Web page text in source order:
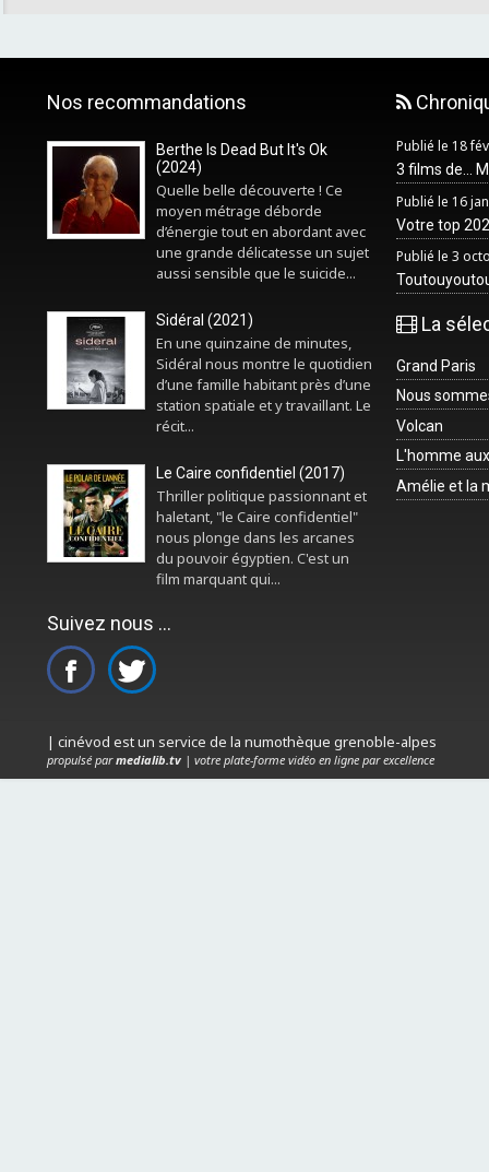
Nos recommandations
Berthe Is Dead But It's Ok
(2024)
Quelle belle découverte ! Ce
moyen métrage déborde
d’énergie tout en abordant avec
une grande délicatesse un sujet
aussi sensible que le suicide...
Sidéral (2021)
En une quinzaine de minutes,
Sidéral nous montre le quotidien
d’une famille habitant près d’une
station spatiale et y travaillant. Le
récit...
Le Caire confidentiel (2017)
Thriller politique passionnant et
haletant, "le Caire confidentiel"
nous plonge dans les arcanes
du pouvoir égyptien. C'est un
film marquant qui...
Suivez nous ...
Publié le 18
3 films de...
Publié le 16
Votre top
Publié le 3
La
Grand Paris
Nous
Volcan
L'homme
Amélie et la
| cinévod est un service de la numothèque grenoble-alpes
propulsé parmedialib.tv| votre plate-forme vidéo en ligne par excellence